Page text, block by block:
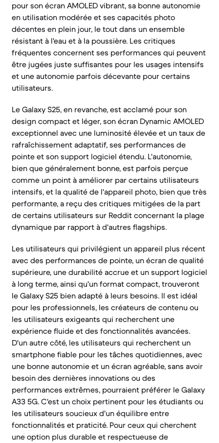
pour son écran AMOLED vibrant, sa bonne autonomie
en utilisation modérée et ses capacités photo
décentes en plein jour, le tout dans un ensemble
résistant à l'eau et à la poussière. Les critiques
fréquentes concernent ses performances qui peuvent
être jugées juste suffisantes pour les usages intensifs
et une autonomie parfois décevante pour certains
utilisateurs.
Le Galaxy S25, en revanche, est acclamé pour son
design compact et léger, son écran Dynamic AMOLED
exceptionnel avec une luminosité élevée et un taux de
rafraîchissement adaptatif, ses performances de
pointe et son support logiciel étendu. L'autonomie,
bien que généralement bonne, est parfois perçue
comme un point à améliorer par certains utilisateurs
intensifs, et la qualité de l'appareil photo, bien que très
performante, a reçu des critiques mitigées de la part
de certains utilisateurs sur Reddit concernant la plage
dynamique par rapport à d'autres flagships.
Les utilisateurs qui privilégient un appareil plus récent
avec des performances de pointe, un écran de qualité
supérieure, une durabilité accrue et un support logiciel
à long terme, ainsi qu'un format compact, trouveront
le Galaxy S25 bien adapté à leurs besoins. Il est idéal
pour les professionnels, les créateurs de contenu ou
les utilisateurs exigeants qui recherchent une
expérience fluide et des fonctionnalités avancées.
D'un autre côté, les utilisateurs qui recherchent un
smartphone fiable pour les tâches quotidiennes, avec
une bonne autonomie et un écran agréable, sans avoir
besoin des dernières innovations ou des
performances extrêmes, pourraient préférer le Galaxy
A33 5G. C'est un choix pertinent pour les étudiants ou
les utilisateurs soucieux d'un équilibre entre
fonctionnalités et praticité. Pour ceux qui cherchent
une option plus durable et respectueuse de